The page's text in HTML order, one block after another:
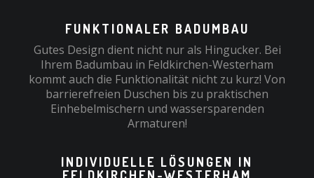
FUNKTIONALER BADUMBAU
Gutes Design dient nicht nur als Hingucker. Bei
Ihrem Badumbau in Feldkirchen-Westerham
kommt auch die Funktionalität nicht zu kurz! Von
barrierefreien Duschen bis zu praktischen
Einhebelmischern und wassersparenden
Armaturen!
INDIVIDUELLE LÖSUNGEN IN